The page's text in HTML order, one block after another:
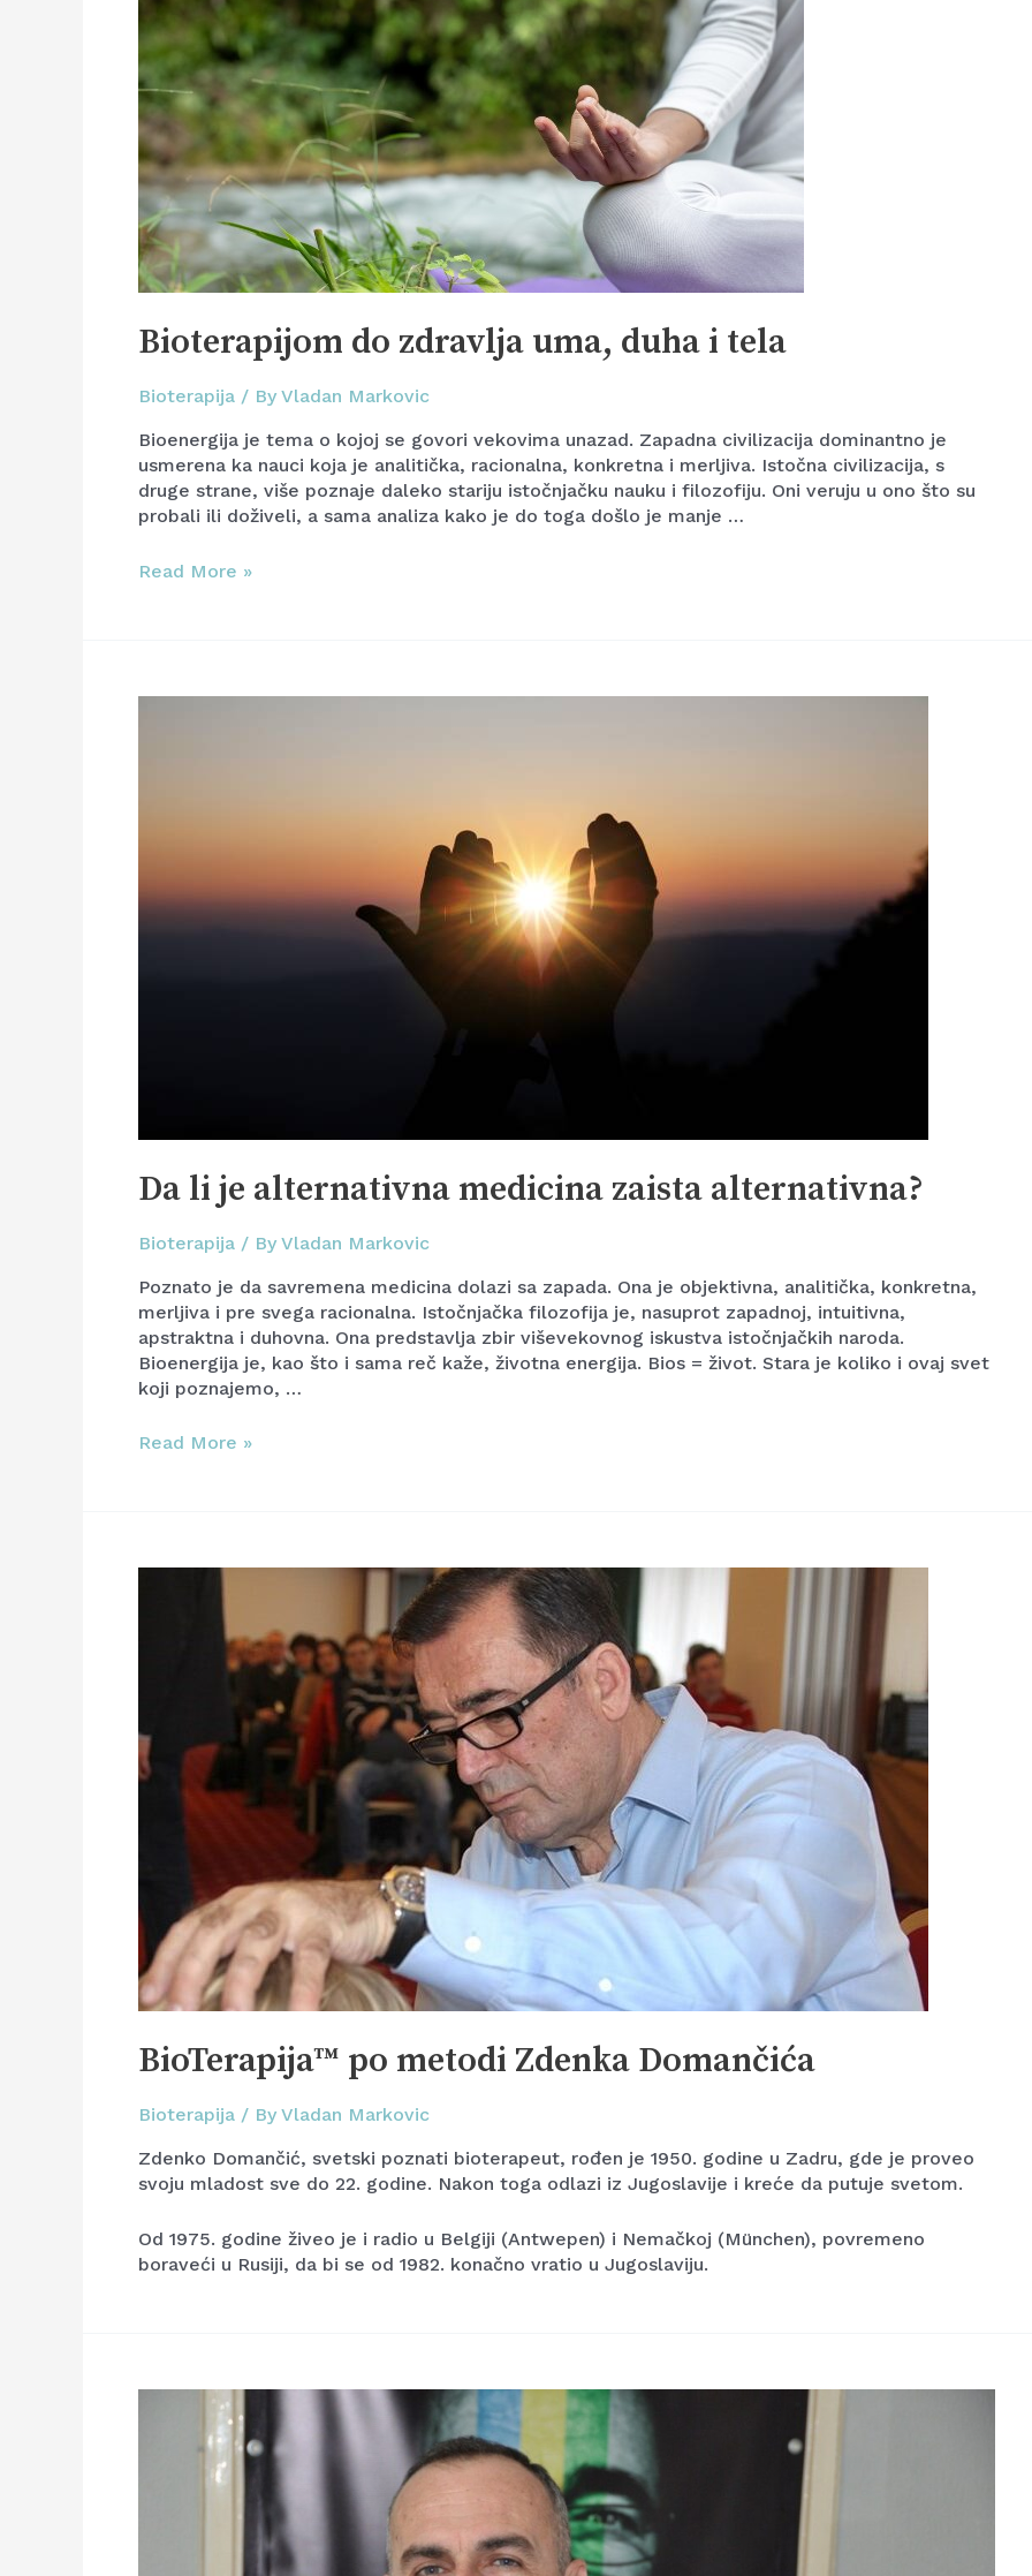
Bioterapijom do zdravlja uma, duha i tela
Bioterapija / By Vladan Markovic
Bioenergija je tema o kojoj se govori vekovima unazad. Zapadna civilizacija dominantno je
usmerena ka nauci koja je analitička, racionalna, konkretna i merljiva. Istočna civilizacija, s
druge strane, više poznaje daleko stariju istočnjačku nauku i filozofiju. Oni veruju u ono što su
probali ili doživeli, a sama analiza kako je do toga došlo je manje …
Read More »
Da li je alternativna medicina zaista alternativna?
Bioterapija / By Vladan Markovic
Poznato je da savremena medicina dolazi sa zapada. Ona je objektivna, analitička, konkretna,
merljiva i pre svega racionalna. Istočnjačka filozofija je, nasuprot zapadnoj, intuitivna,
apstraktna i duhovna. Ona predstavlja zbir viševekovnog iskustva istočnjačkih naroda.
Bioenergija je, kao što i sama reč kaže, životna energija. Bios = život. Stara je koliko i ovaj svet
koji poznajemo, …
Read More »
BioTerapija™ po metodi Zdenka Domančića
Bioterapija / By Vladan Markovic
Zdenko Domančić, svetski poznati bioterapeut, rođen je 1950. godine u Zadru, gde je proveo
svoju mladost sve do 22. godine. Nakon toga odlazi iz Jugoslavije i kreće da putuje svetom.
Od 1975. godine živeo je i radio u Belgiji (Antwepen) i Nemačkoj (München), povremeno
boraveći u Rusiji, da bi se od 1982. konačno vratio u Jugoslaviju.